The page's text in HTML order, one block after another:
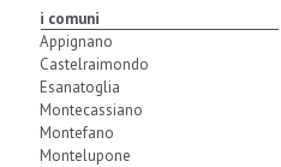
i comuni
Appignano
Castelraimondo
Esanatoglia
Montecassiano
Montefano
Montelupone